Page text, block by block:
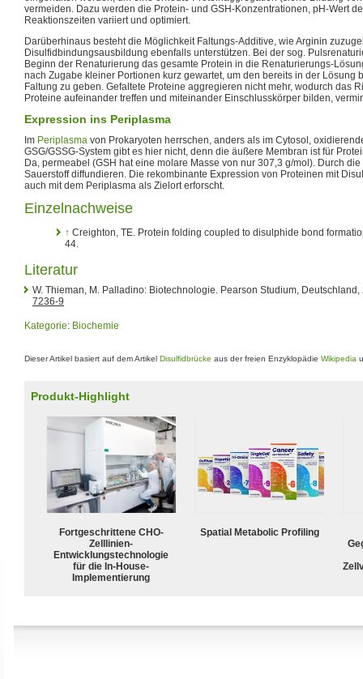
vermeiden. Dazu werden die Protein- und GSH-Konzentrationen, pH-Wert
Reaktionszeiten variiert und optimiert.
Darüberhinaus besteht die Möglichkeit Faltungs-Additive, wie Arginin
Disulfidbindungsausbildung ebenfalls unterstützen. Bei der sog.
Beginn der Renaturierung das gesamte Protein in die Renaturierungs-
nach Zugabe kleiner Portionen kurz gewartet, um den bereits in der Lösung
Faltung zu geben. Gefaltete Proteine aggregieren nicht mehr, wodurch das
Proteine aufeinander treffen und miteinander Einschlusskörper bilden,
Expression ins Periplasma
Im Periplasma von Prokaryoten herrschen, anders als im Cytosol,
GSG/GSSG-System gibt es hier nicht, denn die äußere Membran ist für
Da, permeabel (GSH hat eine molare Masse von nur 307,3 g/mol). Durch
Sauerstoff diffundieren. Die rekombinante Expression von Proteinen mit
auch mit dem Periplasma als Zielort erforscht.
Einzelnachweise
↑ Creighton, TE. Protein folding coupled to disulphide bond
44.
Literatur
W. Thieman, M. Palladino: Biotechnologie. Pearson Studium,
7236-9
Kategorie: Biochemie
Dieser Artikel basiert auf dem Artikel Disulfidbrücke aus der freien Enzyklopädie Wikipedia
Produkt-Highlight
Fortgeschrittene CHO-
Zelllinien-
Entwicklungstechnologie
für die In-House-
Implementierung
Spatial Metabolic Profiling